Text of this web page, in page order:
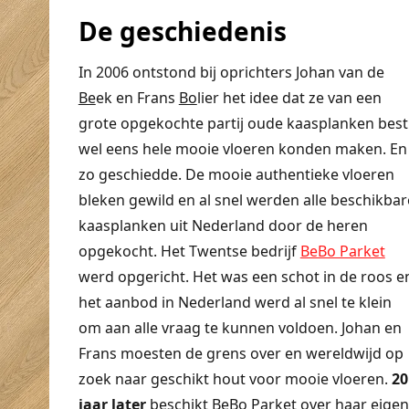
De geschiedenis
In 2006 ontstond bij oprichters Johan van de
Beek en Frans Bolier het idee dat ze van een
grote opgekochte partij oude kaasplanken best
wel eens hele mooie vloeren konden maken. En
zo geschiedde. De mooie authentieke vloeren
bleken gewild en al snel werden alle
kaasplanken uit Nederland door de heren
opgekocht. Het Twentse bedrijf BeBo Parket
werd opgericht. Het was een schot in de roos
het aanbod in Nederland werd al snel te klein
om aan alle vraag te kunnen voldoen. Johan en
Frans moesten de grens over en wereldwijd op
zoek naar geschikt hout voor mooie vloeren. 20
jaar laterbeschikt BeBo Parket over haar eigen